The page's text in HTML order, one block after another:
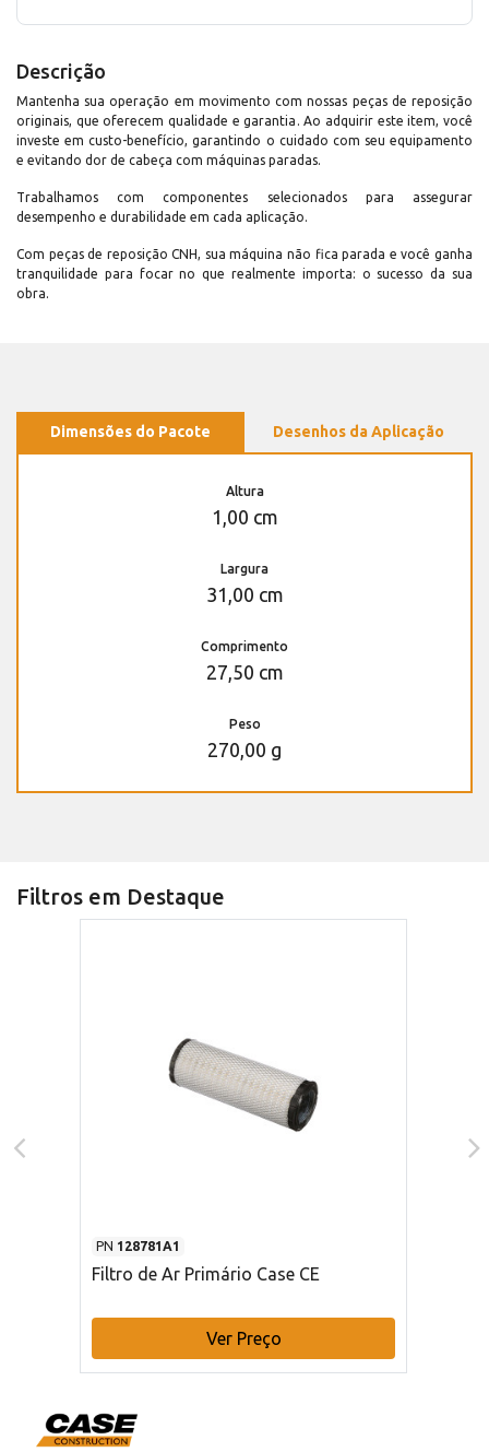
Descrição
Mantenha sua operação em movimento com nossas peças de reposição
originais, que oferecem qualidade e garantia. Ao adquirir este item, você
investe em custo-benefício, garantindo o cuidado com seu equipamento
e evitando dor de cabeça com máquinas paradas.
Trabalhamos com componentes selecionados para assegurar
desempenho e durabilidade em cada aplicação.
Com peças de reposição CNH, sua máquina não fica parada e você ganha
tranquilidade para focar no que realmente importa: o sucesso da sua
obra.
Dimensões do Pacote Desenhos da Aplicação
Altura
1,00 cm
Largura
31,00 cm
Comprimento
27,50 cm
Peso
270,00 g
Filtros em Destaque
PN 128781A1
Filtro de Ar Primário Case CE
Ver Preço